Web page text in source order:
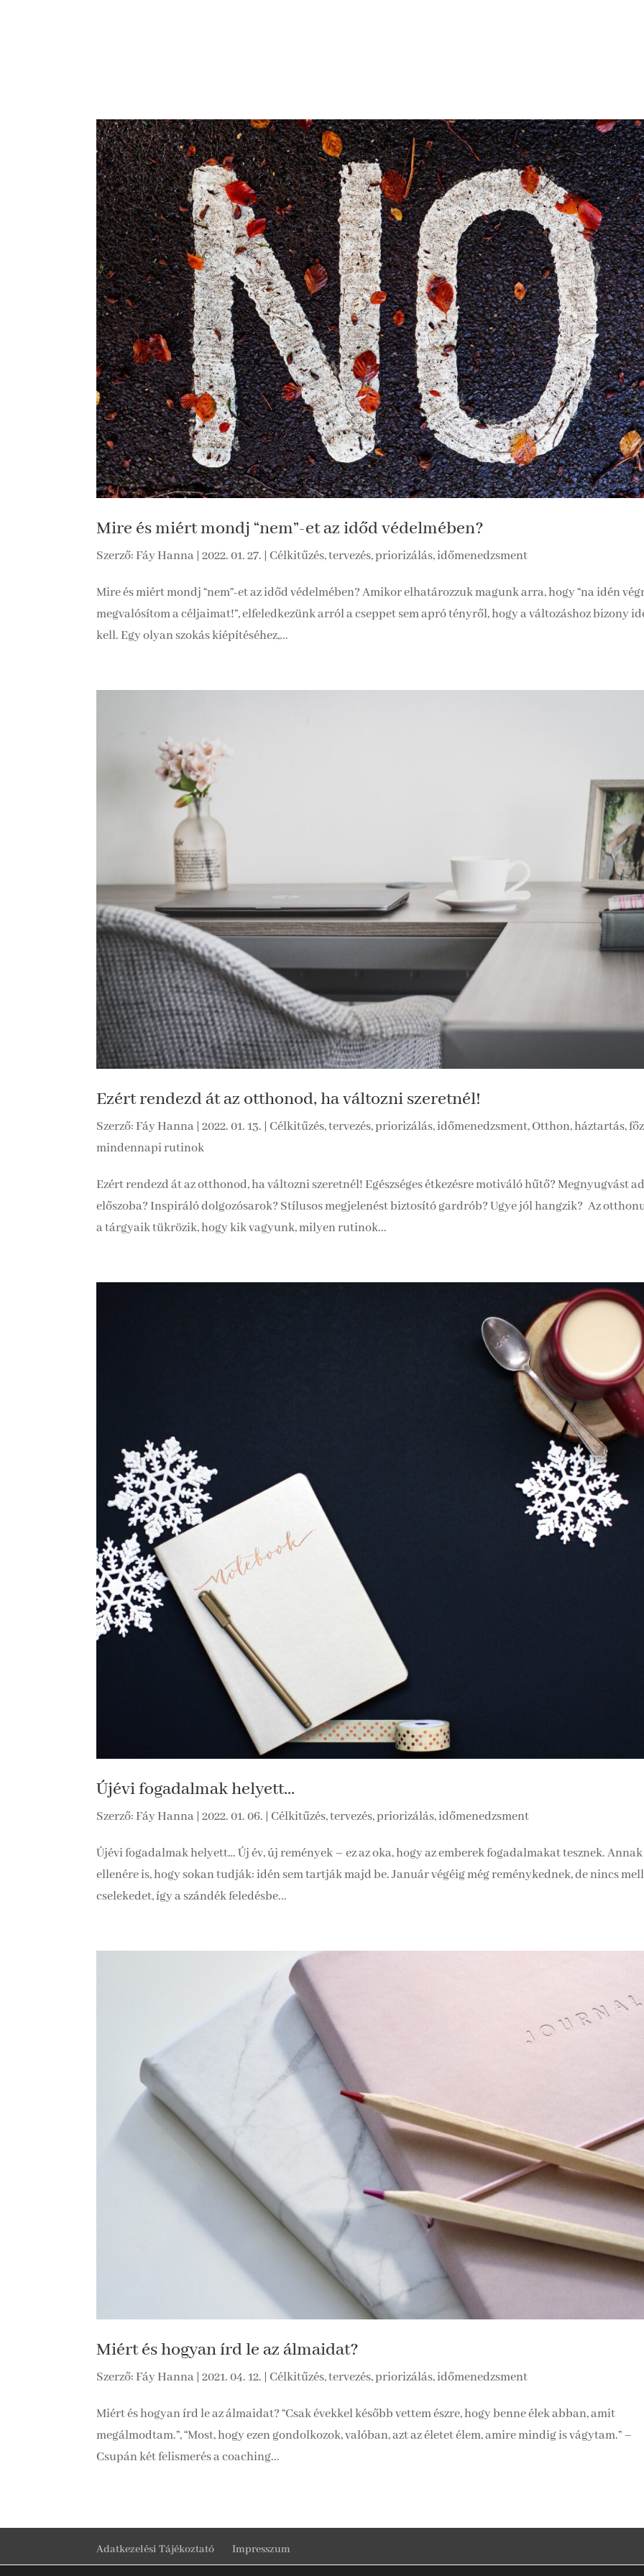
Mire és miért mondj “nem”-et az időd védelmében?
Szerző:Fáy Hanna |2022. 01. 27. |Célkitűzés, tervezés, priorizálás, időmenedzsment
Mire és miért mondj “nem”-et az időd védelmében? Amikor elhatározzuk magunk arra, hogy “na idén
megvalósítom a céljaimat!”, elfeledkezünk arról a cseppet sem apró tényről, hogy a változáshoz bizony
kell. Egy olyan szokás kiépítéséhez,...
Ezért rendezd át az otthonod, ha változni szeretnél!
Szerző:Fáy Hanna |2022. 01. 13. |Célkitűzés, tervezés, priorizálás, időmenedzsment,Otthon, háztartás,
mindennapi rutinok
Ezért rendezd át az otthonod, ha változni szeretnél! Egészséges étkezésre motiváló hűtő? Megnyugvást
előszoba? Inspiráló dolgozósarok? Stílusos megjelenést biztosító gardrób? Ugye jól hangzik? Az
a tárgyaik tükrözik, hogy kik vagyunk, milyen rutinok...
Újévi fogadalmak helyett…
Szerző:Fáy Hanna |2022. 01. 06. |Célkitűzés, tervezés, priorizálás, időmenedzsment
Újévi fogadalmak helyett… Új év, új remények – ez az oka, hogy az emberek fogadalmakat tesznek. Annak
ellenére is, hogy sokan tudják: idén sem tartják majd be. Január végéig még reménykednek, de nincs
cselekedet, így a szándék feledésbe...
Miért és hogyan írd le az álmaidat?
Szerző:Fáy Hanna |2021. 04. 12. |Célkitűzés, tervezés, priorizálás, időmenedzsment
Miért és hogyan írd le az álmaidat? “Csak évekkel később vettem észre, hogy benne élek abban, amit
megálmodtam.”, “Most, hogy ezen gondolkozok, valóban, azt az életet élem, amire mindig is vágytam.” –
Csupán két felismerés a coaching...
Adatkezelési Tájékoztató Impresszum